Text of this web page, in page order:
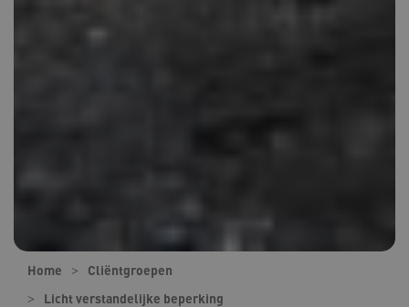
Home
Cliëntgroepen
Licht verstandelijke beperking